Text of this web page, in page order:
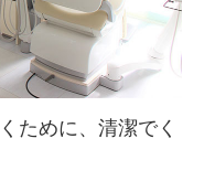
ために、清潔でく